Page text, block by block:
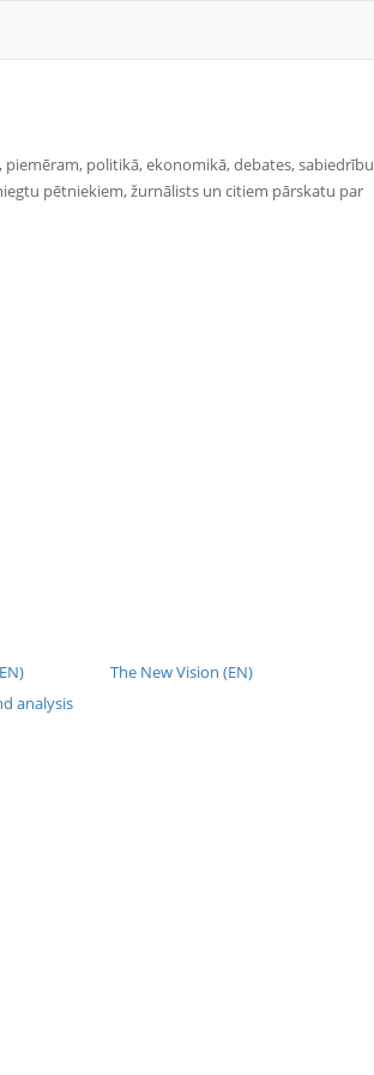
politikā, ekonomikā, debates, sabiedrību
pētniekiem, žurnālists un citiem pārskatu par
analysis
The New Vision (EN)